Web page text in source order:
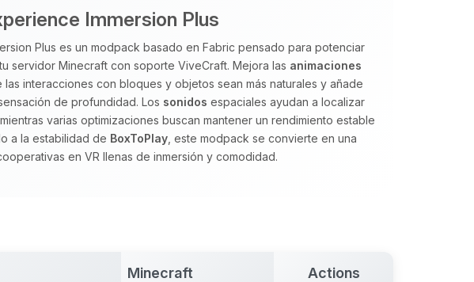
Immersion Plus
Plus es un modpack basado en Fabric pensado para potenciar
servidor Minecraft con soporte ViveCraft. Mejora las animaciones
interacciones con bloques y objetos sean más naturales y añade
de profundidad. Los sonidos espaciales ayudan a localizar
varias optimizaciones buscan mantener un rendimiento estable
a la estabilidad de BoxToPlay , este modpack se convierte en una
en VR llenas de inmersión y comodidad.
Minecraft Actions